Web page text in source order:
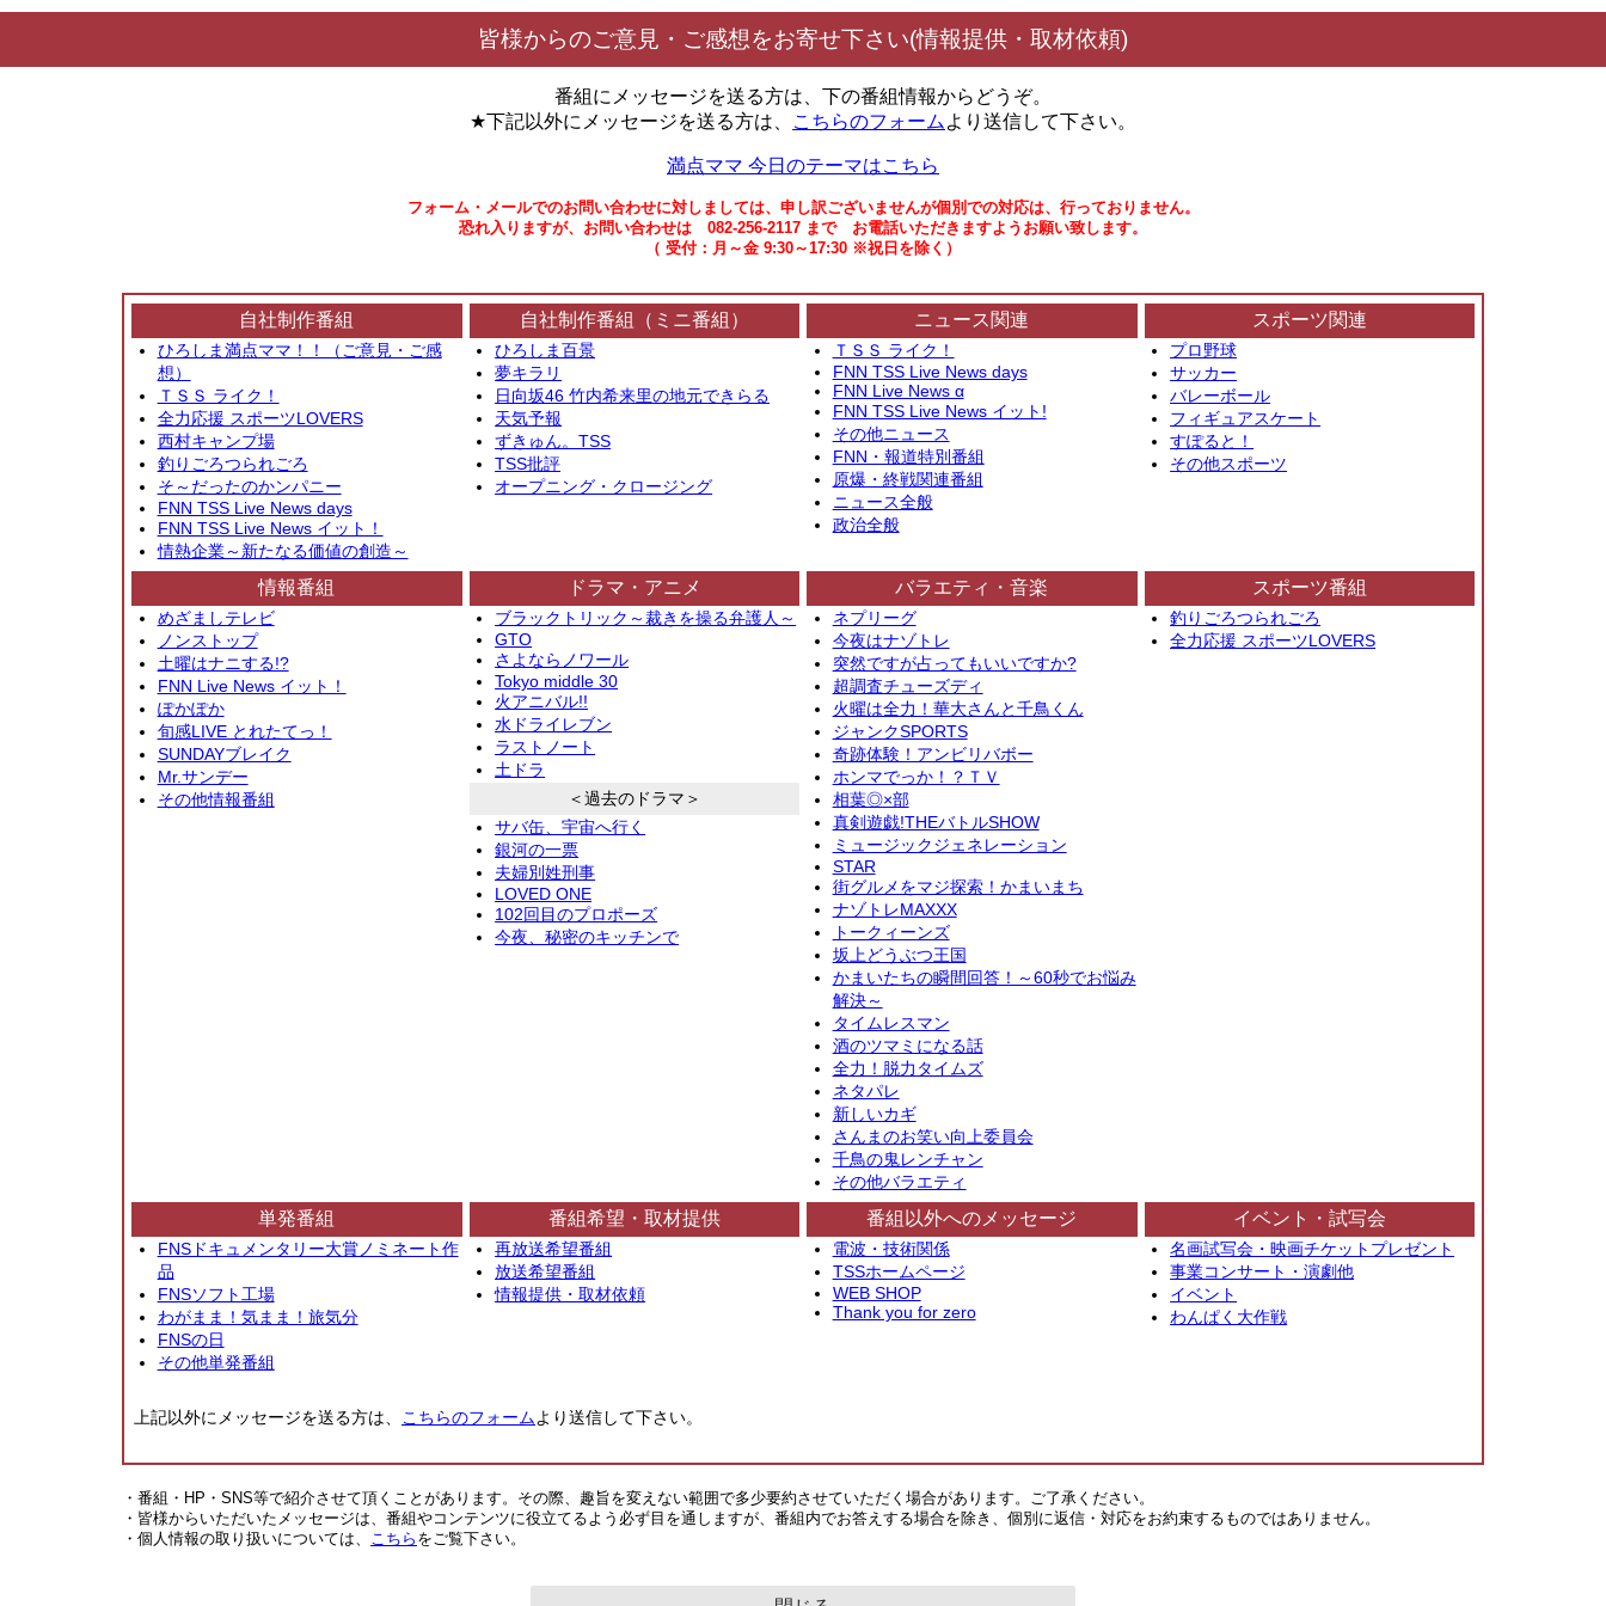
皆様からのご意見・ご感想をお寄せ下さい(情報提供・取材依頼)
番組にメッセージを送る方は、下の番組情報からどうぞ。
★下記以外にメッセージを送る方は、
こちらのフォーム より送信して下さい。
満点ママ 今日のテーマはこちら
フォーム・メールでのお問い合わせに対しましては、申し訳ございませんが個別での対応は、行っておりません。
恐れ入りますが、お問い合わせは 082-256-2117 まで お電話いただきますようお願い致します。
（ 受付：月～金 9:30～17:30 ※祝日を除く）
自社制作番組
ひろしま満点ママ！！（ご意見・ご感
想）
ＴＳＳ ライク！
全力応援 スポーツLOVERS
西村キャンプ場
釣りごろつられごろ
そ～だったのかンパニー
FNN TSS Live News days
FNN TSS Live News イット！
情熱企業～新たなる価値の創造～
自社制作番組（ミニ番組）
ひろしま百景
夢キラリ
日向坂46 竹内希来里の地元できらる
天気予報
ずきゅん。TSS
TSS批評
オープニング・クロージング
ニュース関連
ＴＳＳ ライク！
FNN TSS Live News days
FNN Live News α
FNN TSS Live News イット!
その他ニュース
FNN・報道特別番組
原爆・終戦関連番組
ニュース全般
政治全般
スポーツ関連
プロ野球
サッカー
バレーボール
フィギュアスケート
すぽると！
その他スポーツ
情報番組
めざましテレビ
ノンストップ
土曜はナニする!?
FNN Live News イット！
ぽかぽか
旬感LIVE とれたてっ！
SUNDAYブレイク
Mr.サンデー
その他情報番組
ドラマ・アニメ
ブラックトリック～裁きを操る弁護人～
GTO
さよならノワール
Tokyo middle 30
火アニバル!!
水ドライレブン
ラストノート
土ドラ
＜過去のドラマ＞
サバ缶、宇宙へ行く
銀河の一票
夫婦別姓刑事
LOVED ONE
102回目のプロポーズ
今夜、秘密のキッチンで
バラエティ・音楽
ネプリーグ
今夜はナゾトレ
突然ですが占ってもいいですか?
超調査チューズディ
火曜は全力！華大さんと千鳥くん
ジャンクSPORTS
奇跡体験！アンビリバボー
ホンマでっか！？ＴＶ
相葉◎×部
真剣遊戯!THEバトルSHOW
ミュージックジェネレーション
STAR
街グルメをマジ探索！かまいまち
ナゾトレMAXXX
トークィーンズ
坂上どうぶつ王国
かまいたちの瞬間回答！～60秒でお悩み
解決～
タイムレスマン
酒のツマミになる話
全力！脱力タイムズ
ネタパレ
新しいカギ
さんまのお笑い向上委員会
千鳥の鬼レンチャン
その他バラエティ
スポーツ番組
釣りごろつられごろ
全力応援 スポーツLOVERS
単発番組
FNSドキュメンタリー大賞ノミネート作
品
FNSソフト工場
わがまま！気まま！旅気分
FNSの日
その他単発番組
番組希望・取材提供
再放送希望番組
放送希望番組
情報提供・取材依頼
番組以外へのメッセージ
電波・技術関係
TSSホームページ
WEB SHOP
Thank you for zero
イベント・試写会
名画試写会・映画チケットプレゼント
事業コンサート・演劇他
イベント
わんぱく大作戦
上記以外にメッセージを送る方は、 こちらのフォームより送信して下さい。
・番組・HP・SNS等で紹介させて頂くことがあります。その際、趣旨を変えない範囲で多少要約させていただく場合があります。ご了承ください。
・皆様からいただいたメッセージは、番組やコンテンツに役立てるよう必ず目を通しますが、番組内でお答えする場合を除き、個別に返信・対応をお約束するものではありません。
・個人情報の取り扱いについては、
こちら をご覧下さい。